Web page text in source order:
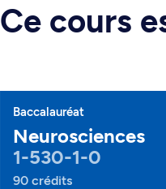
Ce cours
Baccalauréat
Neurosciences
1-530-1-0
90 crédits